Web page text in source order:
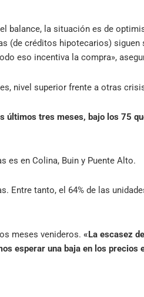
balance, la situación es de
(de créditos hipotecarios) siguen
eso incentiva la compra»,
nivel superior frente a otras
últimos tres meses, bajo los 75
es en Colina, Buin y Puente Alto.
Entre tanto, el 64% de las
meses venideros. «La escasez
esperar una baja en los precios